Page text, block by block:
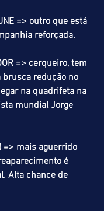
=> outro que está
reforçada.
=> cerqueiro, tem
redução no
na quadrifeta na
mundial Jorge
=> mais aguerrido
é
Alta chance de